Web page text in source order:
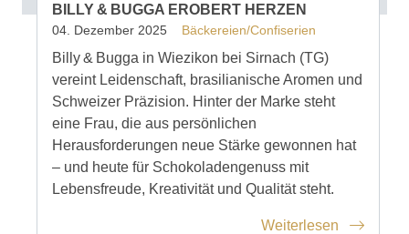
BILLY & BUGGA EROBERT HERZEN
04. Dezember 2025 Bäckereien/Confiserien
Billy & Bugga in Wiezikon bei Sirnach (TG)
vereint Leidenschaft, brasilianische Aromen und
Schweizer Präzision. Hinter der Marke steht
eine Frau, die aus persönlichen
Herausforderungen neue Stärke gewonnen hat
– und heute für Schokoladengenuss mit
Lebensfreude, Kreativität und Qualität steht.
Weiterlesen